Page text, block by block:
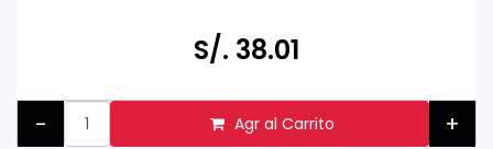
S/. 38.01
- Agr al Carrito +